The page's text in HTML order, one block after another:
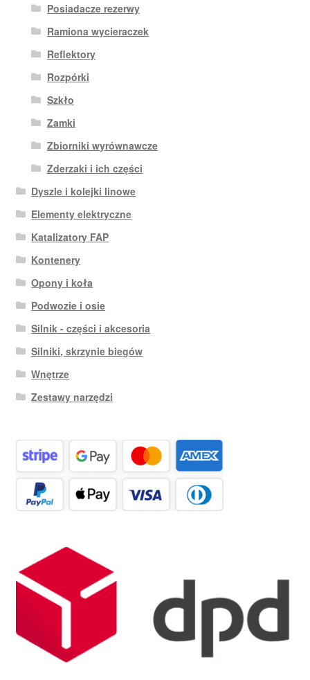
Posiadacze rezerwy
Ramiona wycieraczek
Reflektory
Rozpórki
Szkło
Zamki
Zbiorniki wyrównawcze
Zderzaki i ich części
Dyszle i kolejki linowe
Elementy elektryczne
Katalizatory FAP
Kontenery
Opony i koła
Podwozie i osie
Silnik - części i akcesoria
Silniki, skrzynie biegów
Wnętrze
Zestawy narzędzi